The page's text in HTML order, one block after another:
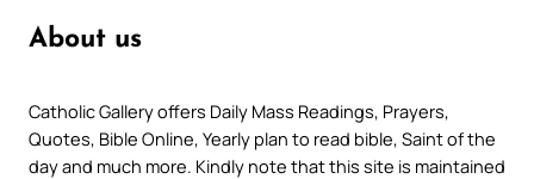
About us
Catholic Gallery offers Daily Mass Readings, Prayers,
Quotes, Bible Online, Yearly plan to read bible, Saint of the
day and much more. Kindly note that this site is maintained